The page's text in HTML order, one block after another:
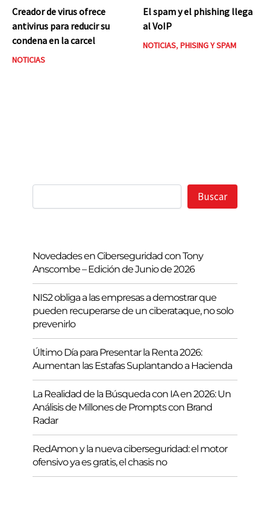
Creador de virus ofrece
antivirus para reducir su
condena en la carcel
NOTICIAS
El spam y el phishing llega
al VoIP
NOTICIAS, PHISING Y SPAM
Buscar Buscar
Novedades en Ciberseguridad con Tony
Anscombe – Edición de Junio de 2026
NIS2 obliga a las empresas a demostrar que
pueden recuperarse de un ciberataque, no solo
prevenirlo
Último Día para Presentar la Renta 2026:
Aumentan las Estafas Suplantando a Hacienda
La Realidad de la Búsqueda con IA en 2026: Un
Análisis de Millones de Prompts con Brand
Radar
RedAmon y la nueva ciberseguridad: el motor
ofensivo ya es gratis, el chasis no